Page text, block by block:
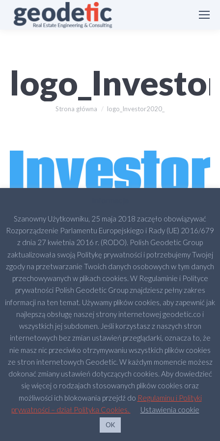
Jesteś tutaj:
Strona główna logo_Investor2020_
2023 Copyright © GEODETIC
Bottom menu 2019
Szanowny Użytkowniku, 25 maja 2018 zaczęło obowiązywać
Rozporządzenie Parlamentu Europejskiego i Rady (UE) 2016/679
z dnia 27 kwietnia 2016 r. (RODO). Polish Geodetic Group
zaktualizowała swoją Politykę prywatności i potrzebujemy Twojej
zgody na przetwarzanie Twoich danych osobowych w tym danych
przechowywanych w plikach cookies. W Regulaminie i Polityce
prywatności Polish Geodetic Group znajdziesz pełny zakres
informacji na ten temat. Używamy plików cookies, aby zapewnić jak
najlepszą obsługę naszej strony internetowej geodetic.co i
wszystkich jej subdomen. Jeśli korzystasz z naszych stron
internetowych bez zmian ustawień przeglądarki, oznacza to, że
nie masz nic przeciwko otrzymywaniu wszystkich plików cookies
ze stron internetowych Geodetic. W każdym momencie możesz
dokonać zmiany ustawień dotyczących cookies. Aby dowiedzieć
się więcej o rodzajach stosowanych plików cookies oraz
możliwości ich blokowania przejdź do Regulaminu i Polityki
prywatności – dział Polityka Cookies.
Ustawienia cookie
OK